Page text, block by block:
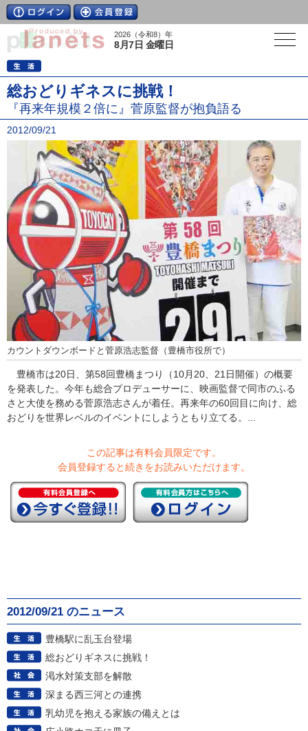
2026（令和8）年
8月7日 金曜日
総おどりギネスに挑戦！
『再来年規模２倍に』菅原監督が抱負語る
2012/09/21
カウントダウンボードと菅原浩志監督（豊橋市役所で）
豊橋市は20日、第58回豊橋まつり（10月20、21日開催）の概要
を発表した。今年も総合プロデューサーに、映画監督で同市のふる
さと大使を務める菅原浩志さんが着任。再来年の60回目に向け、総
おどりを世界レベルのイベントにしようともり立てる。...
この記事は有料会員限定です。
会員登録すると続きをお読みいただけます。
2012/09/21 のニュース
豊橋駅に乱玉台登場
総おどりギネスに挑戦！
渇水対策支部を解散
深まる西三河との連携
乳幼児を抱える家族の備えとは